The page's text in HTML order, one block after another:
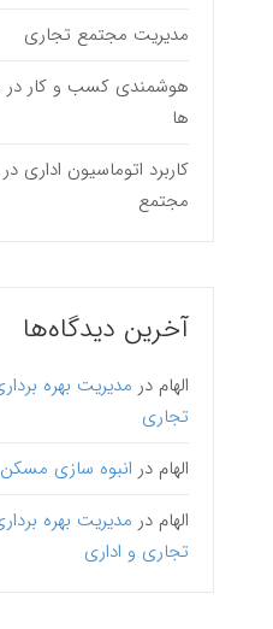
مدیریت مجتمع تجاری
هوشمندی کسب و کار در
ها
کاربرد اتوماسیون اداری
مجتمع
آخرین دیدگاه‌ها
الهام در مدیریت بهره
تجاری
الهام در انبوه سازی مسکن
الهام در مدیریت بهره
تجاری و اداری